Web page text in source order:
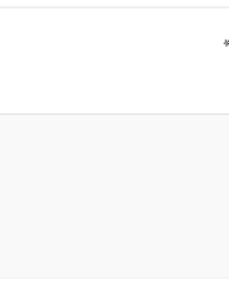
*